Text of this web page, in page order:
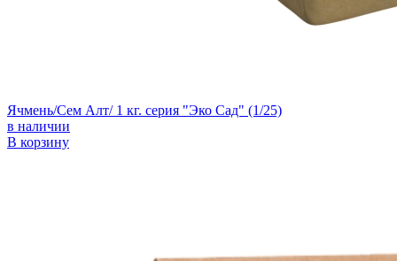
Ячмень/Сем Алт/ 1 кг. серия "Эко Сад" (1/25)
в наличии
В корзину